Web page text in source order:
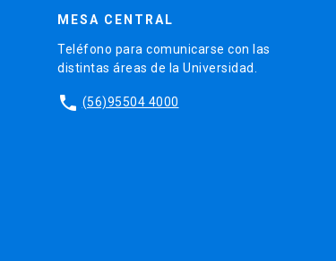
MESA CENTRAL
Teléfono para comunicarse con las
distintas áreas de la Universidad.
phone (56)95504 4000